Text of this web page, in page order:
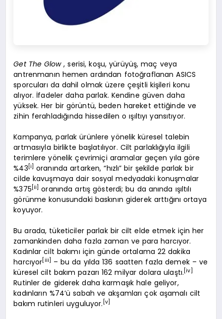
Get The Glow, serisi, koşu, yürüyüş, maç veya
antrenmanın hemen ardından fotoğraflanan ASICS
sporcuları da dahil olmak üzere çeşitli kişileri konu
alıyor. İfadeler daha parlak. Kendine güven daha
yüksek. Her bir görüntü, beden hareket ettiğinde ve
zihin ferahladığında hissedilen o ışıltıyı yansıtıyor.
Kampanya, parlak ürünlere yönelik küresel talebin
artmasıyla birlikte başlatılıyor. Cilt parlaklığıyla ilgili
terimlere yönelik çevrimiçi aramalar geçen yıla göre
%43 [i]
oranında artarken, “hızlı” bir şekilde parlak bir
cilde kavuşmaya dair sosyal medyadaki konuşmalar
%375 [ii]
oranında artış gösterdi; bu da anında ışıltılı
görünme konusundaki baskının giderek arttığını ortaya
koyuyor.
Bu arada, tüketiciler parlak bir cilt elde etmek için her
zamankinden daha fazla zaman ve para harcıyor.
Kadınlar cilt bakımı için günde ortalama 22 dakika
harcıyor [iii]
– bu da yılda 136 saatten fazla demek – ve
küresel cilt bakım pazarı 162 milyar dolara ulaştı. [iv]
Rutinler de giderek daha karmaşık hale geliyor,
kadınların %74’ü sabah ve akşamları çok aşamalı cilt
bakım rutinleri uyguluyor. [v]